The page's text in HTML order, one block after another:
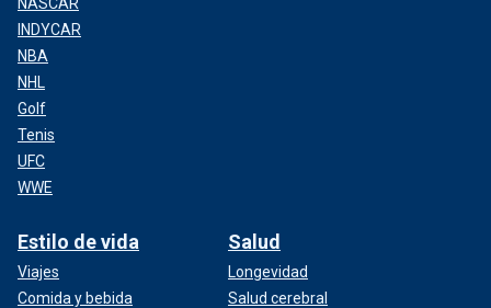
INDYCAR
NBA
NHL
Golf
Tenis
UFC
WWE
Estilo de vida
Viajes
Comida y bebida
Salud
Longevidad
Salud cerebral